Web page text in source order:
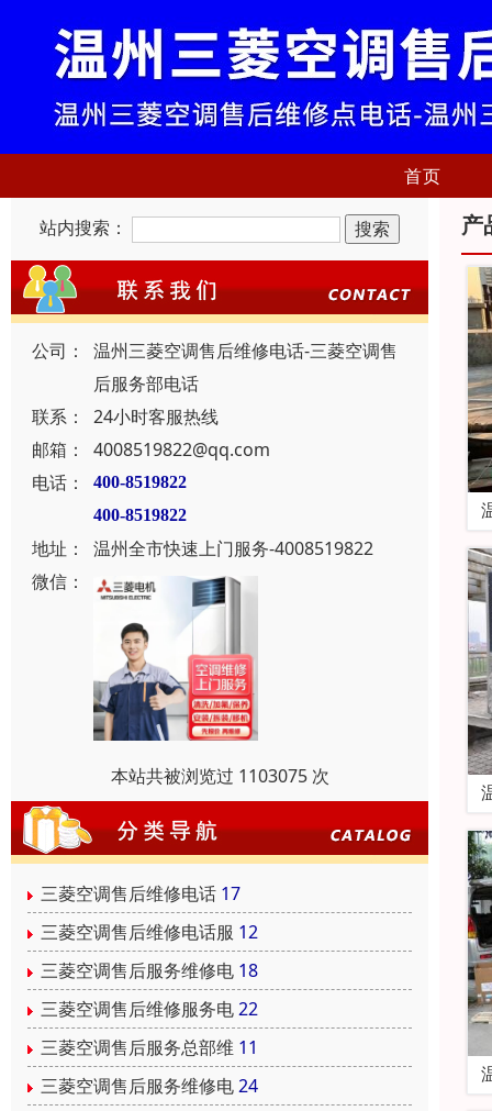
首页
站内搜索：
公司：
温州三菱空调售后维修电话-三菱空调售
后服务部电话
联系：
24小时客服热线
邮箱：
4008519822@qq.com
电话：
400-8519822
400-8519822
地址：
温州全市快速上门服务-4008519822
微信：
本站共被浏览过 1103075 次
三菱空调售后维修电话 17
三菱空调售后维修电话服 12
三菱空调售后服务维修电 18
三菱空调售后维修服务电22
三菱空调售后服务总部维 11
三菱空调售后服务维修电24
产